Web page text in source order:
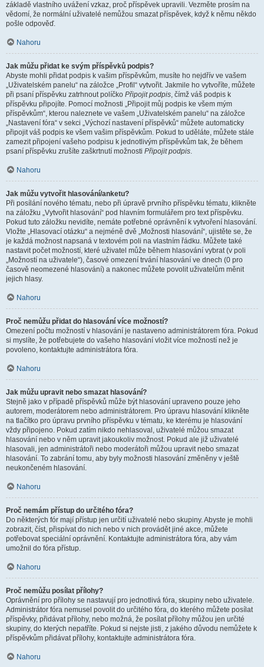
základě vlastního uvážení vzkaz, proč příspěvek upravili. Vezměte prosím na
vědomí, že normální uživatelé nemůžou smazat příspěvek, když k němu někdo
pošle odpověď.
Nahoru
Jak můžu přidat ke svým příspěvků podpis?
Abyste mohli přidat podpis k vašim příspěvkům, musíte ho nejdřív ve vašem
„Uživatelském panelu“ na záložce „Profil“ vytvořit. Jakmile ho vytvoříte, můžete
při psaní příspěvku zatrhnout políčko Připojit podpis, čímž váš podpis k
příspěvku připojíte. Pomocí možnosti „Připojit můj podpis ke všem mým
příspěvkům“, kterou naleznete ve vašem „Uživatelském panelu“ na záložce
„Nastavení fóra“ v sekci „Výchozí nastavení příspěvků“ můžete automaticky
připojit váš podpis ke všem vašim příspěvkům. Pokud to uděláte, můžete stále
zamezit připojení vašeho podpisu k jednotlivým příspěvkům tak, že během
psaní příspěvku zrušíte zaškrtnutí možnosti Připojit podpis.
Nahoru
Jak můžu vytvořit hlasování/anketu?
Při posílání nového tématu, nebo při úpravě prvního příspěvku tématu, klikněte
na záložku „Vytvořit hlasování“ pod hlavním formulářem pro text příspěvku.
Pokud tuto záložku nevidíte, nemáte potřebné oprávnění k vytvoření hlasování.
Vložte „Hlasovací otázku“ a nejméně dvě „Možnosti hlasování“, ujistěte se, že
je každá možnost napsaná v textovém poli na vlastním řádku. Můžete také
nastavit počet možností, které uživatel může během hlasování vybrat (v poli
„Možností na uživatele“), časové omezení trvání hlasování ve dnech (0 pro
časově neomezené hlasování) a nakonec můžete povolit uživatelům měnit
jejich hlasy.
Nahoru
Proč nemůžu přidat do hlasování více možností?
Omezení počtu možností v hlasování je nastaveno administrátorem fóra. Pokud
si myslíte, že potřebujete do vašeho hlasování vložit více možností než je
povoleno, kontaktujte administrátora fóra.
Nahoru
Jak můžu upravit nebo smazat hlasování?
Stejně jako v případě příspěvků může být hlasování upraveno pouze jeho
autorem, moderátorem nebo administrátorem. Pro úpravu hlasování klikněte
na tlačítko pro úpravu prvního příspěvku v tématu, ke kterému je hlasování
vždy připojeno. Pokud zatím nikdo nehlasoval, uživatelé můžou smazat
hlasování nebo v něm upravit jakoukoliv možnost. Pokud ale již uživatelé
hlasovali, jen administrátoři nebo moderátoři můžou upravit nebo smazat
hlasování. To zabrání tomu, aby byly možnosti hlasování změněny v ještě
neukončeném hlasování.
Nahoru
Proč nemám přístup do určitého fóra?
Do některých fór mají přístup jen určití uživatelé nebo skupiny. Abyste je mohli
zobrazit, číst, přispívat do nich nebo v nich provádět jiné akce, můžete
potřebovat speciální oprávnění. Kontaktujte administrátora fóra, aby vám
umožnil do fóra přístup.
Nahoru
Proč nemůžu posílat přílohy?
Oprávnění pro přílohy se nastavují pro jednotlivá fóra, skupiny nebo uživatele.
Administrátor fóra nemusel povolit do určitého fóra, do kterého můžete posílat
příspěvky, přidávat přílohy, nebo možná, že posílat přílohy můžou jen určité
skupiny, do kterých nepatříte. Pokud si nejste jisti, z jakého důvodu nemůžete k
příspěvkům přidávat přílohy, kontaktujte administrátora fóra.
Nahoru